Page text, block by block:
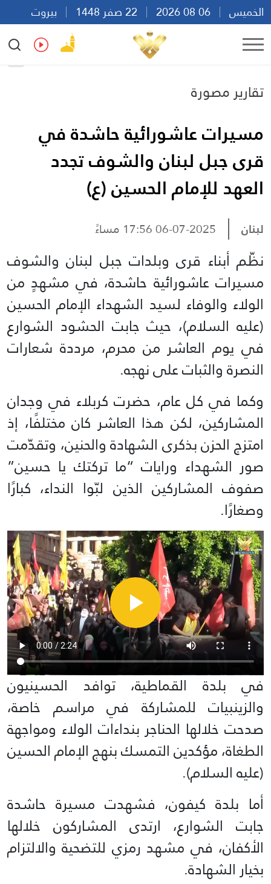
الخميس
بيروت
15:35
Ar
تقارير مصورة
مسيرات عاشورائية حاشدة في
قرى جبل لبنان والشوف تجدد
العهد للإمام الحسين (ع)
لبنان 06-07-2025 17:56 مساءً
نظّم أبناء قرى وبلدات جبل لبنان والشوف
مسيرات عاشورائية حاشدة، في مشهدٍ من
الولاء والوفاء لسيد الشهداء الإمام الحسين
(عليه السلام)، حيث جابت الحشود الشوارع
في يوم العاشر من محرم، مرددة شعارات
النصرة والثبات على نهجه.
وكما في كل عام، حضرت كربلاء في وجدان
المشاركين، لكن هذا العاشر كان مختلفًا، إذ
امتزج الحزن بذكرى الشهادة والحنين، وتقدّمت
صور الشهداء ورايات “ما تركتك يا حسين”
صفوف المشاركين الذين لبّوا النداء، كبارًا
وصغارًا.
في بلدة القماطية، توافد الحسينيون
والزينبيات للمشاركة في مراسم خاصة،
صدحت خلالها الحناجر بنداءات الولاء ومواجهة
الطغاة، مؤكدين التمسك بنهج الإمام الحسين
(عليه السلام).
أما بلدة كيفون، فشهدت مسيرة حاشدة
جابت الشوارع، ارتدى المشاركون خلالها
الأكفان، في مشهد رمزي للتضحية والالتزام
بخيار الشهادة.